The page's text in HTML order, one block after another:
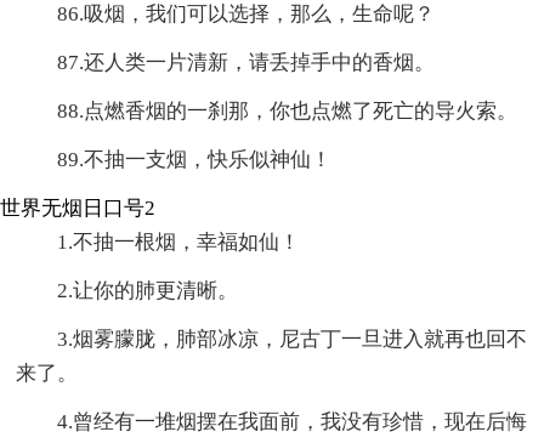
86.吸烟，我们可以选择，那么，生命呢？
87.还人类一片清新，请丢掉手中的香烟。
88.点燃香烟的一刹那，你也点燃了死亡的导火索。
89.不抽一支烟，快乐似神仙！
世界无烟日口号2
1.不抽一根烟，幸福如仙！
2.让你的肺更清晰。
3.烟雾朦胧，肺部冰凉，尼古丁一旦进入就再也回不
来了。
4.曾经有一堆烟摆在我面前，我没有珍惜，现在后悔